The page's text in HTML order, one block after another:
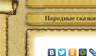
Народные сказки